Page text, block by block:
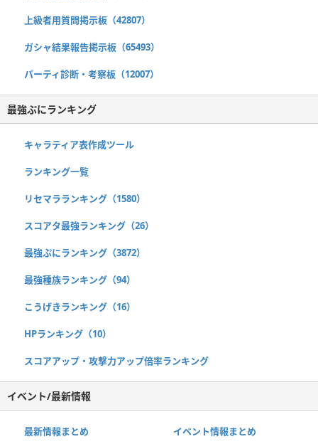
上級者用質問掲示板（42807）
ガシャ結果報告掲示板（65493）
パーティ診断・考察板（12007）
最強ぷにランキング
キャラティア表作成ツール
ランキング一覧
リセマラランキング（1580）
スコアタ最強ランキング（26）
最強ぷにランキング（3872）
最強種族ランキング（94）
こうげきランキング（16）
HPランキング（10）
スコアアップ・攻撃力アップ倍率ランキング
イベント/最新情報
最新情報まとめ イベント情報まとめ